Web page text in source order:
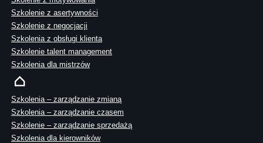
Szkolenie z asertywności
Szkolenie z negocjacji
Szkolenia z obsługi klienta
Szkolenie talent management
Szkolenia dla mistrzów
Szkolenia – zarządzanie zmianą
Szkolenia – zarządzanie czasem
Szkolenie – zarządzanie sprzedażą
Szkolenia dla kierowników